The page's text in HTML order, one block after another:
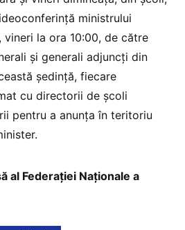
ministrului
vineri la ora 10:00, de către
și generali adjuncți din
ședință, fiecare
cu directorii de școli
pentru a anunța în teritoriu
al Federației Naționale a